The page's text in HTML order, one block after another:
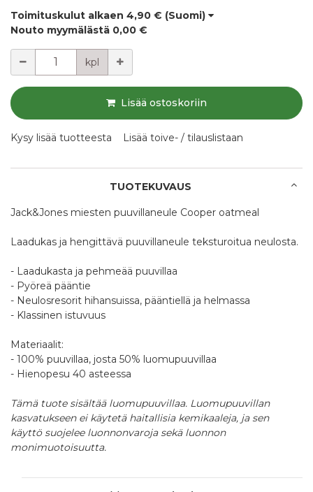
Toimituskulut alkaen 4,90 € (Suomi)
Nouto myymälästä 0,00 €
kpl
Lisää ostoskoriin
Kysy lisää tuotteesta Lisää toive- / tilauslistaan
TUOTEKUVAUS
Jack&Jones miesten puuvillaneule Cooper oatmeal
Laadukas ja hengittävä puuvillaneule teksturoitua neulosta.
- Laadukasta ja pehmeää puuvillaa
- Pyöreä pääntie
- Neulosresorit hihansuissa, pääntiellä ja helmassa
- Klassinen istuvuus
Materiaalit:
- 100% puuvillaa, josta 50% luomupuuvillaa
- Hienopesu 40 asteessa
Tämä tuote sisältää luomupuuvillaa. Luomupuuvillan
kasvatukseen ei käytetä haitallisia kemikaaleja, ja sen
käyttö suojelee luonnonvaroja sekä luonnon
monimuotoisuutta.